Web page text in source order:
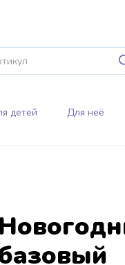
детей Для неё